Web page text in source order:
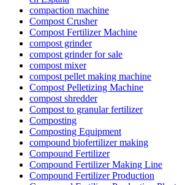
compaction machine
Compost Crusher
Compost Fertilizer Machine
compost grinder
compost grinder for sale
compost mixer
compost pellet making machine
Compost Pelletizing Machine
compost shredder
Compost to granular fertilizer
Composting
Composting Equipment
compound biofertilizer making
Compound Fertilizer
Compound Fertilizer Making Line
Compound Fertilizer Production